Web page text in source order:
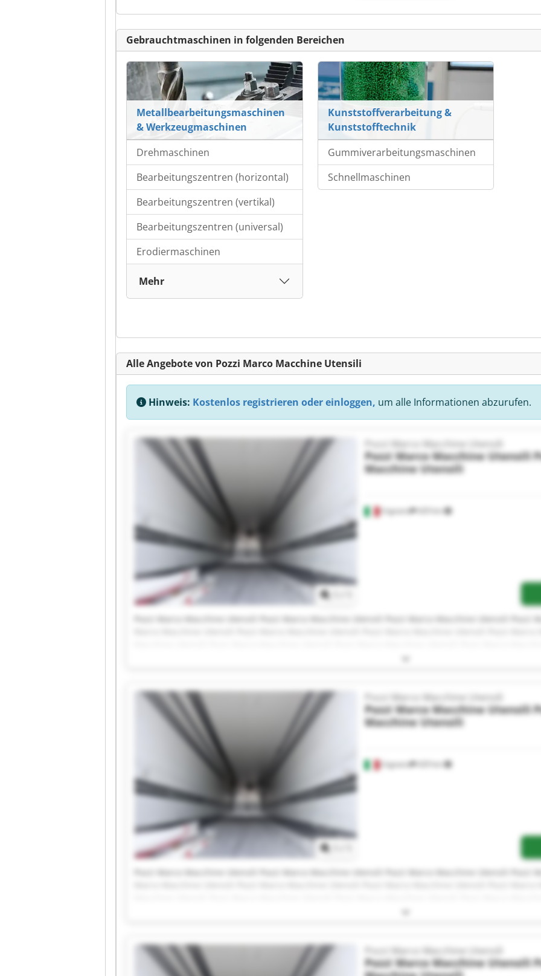
Gebrauchtmaschinen in folgenden Bereichen
Metallbearbeitungsmaschinen
& Werkzeugmaschinen
Drehmaschinen
Bearbeitungszentren (horizontal)
Bearbeitungszentren (vertikal)
Bearbeitungszentren (universal)
Erodiermaschinen
Mehr
Kunststoffverarbeitung &
Kunststofftechnik
Gummiverarbeitungsmaschinen
Schnellmaschinen
Alle Angebote von Pozzi Marco Macchine Utensili
Hinweis: Kostenlos registrieren oder einloggen, um alle Informationen abzurufen.
Urgnano
Pozzi Marco Macchine Utensili
Pozzi Marco Macchine Utensili
Macchine Utensili
Pozzi Marco Macchine Utensili Pozzi Marco Macchine Utensili Pozzi Marco Macchine Utensili Pozzi
Utensili Pozzi Marco Macchine Utensili Pozzi Marco Macchine Utensili Pozzi Marco Macchine
Urgnano 429 km
Pozzi Marco Macchine Utensili
Pozzi Marco Macchine Utensili
Macchine Utensili
Pozzi Marco Macchine Utensili Pozzi Marco Macchine Utensili Pozzi Marco Macchine Utensili Pozzi
Utensili Pozzi Marco Macchine Utensili Pozzi Marco Macchine Utensili Pozzi Marco Macchine
Pozzi Marco Macchine Utensili
Pozzi Marco Macchine Utensili